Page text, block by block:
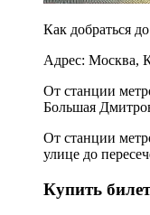
Как добраться до
Адрес: Москва,
От станции
Большая
От станции
улице до
Купить